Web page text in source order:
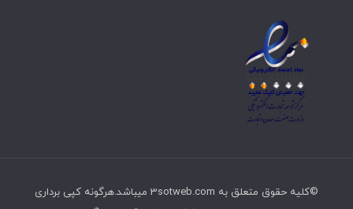
©کلیه حقوق متعلق به 3sotweb.com میباشد.هرگونه کپی برداری